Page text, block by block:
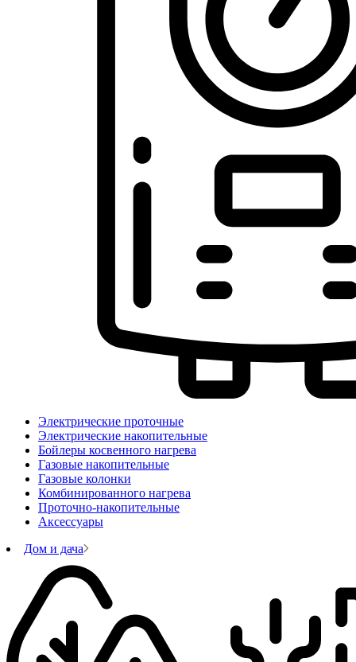
Электрические проточные
Электрические накопительные
Бойлеры косвенного нагрева
Газовые накопительные
Газовые колонки
Комбинированного нагрева
Проточно-накопительные
Аксессуары
Дом и дача